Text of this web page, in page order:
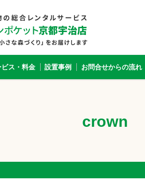
ス・料金 設置事例 お問合せからの流れ
crown